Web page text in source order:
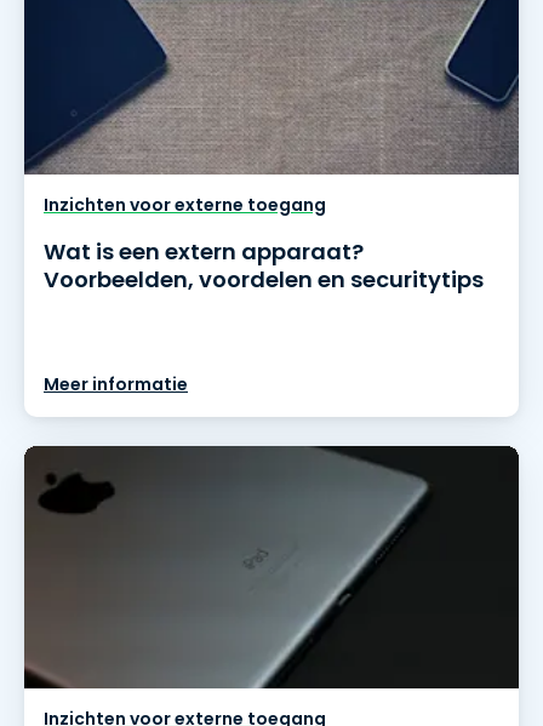
Inzichten voor externe toegang
Wat is een extern apparaat?
Voorbeelden, voordelen en securitytips
Meer informatie
Inzichten voor externe toegang